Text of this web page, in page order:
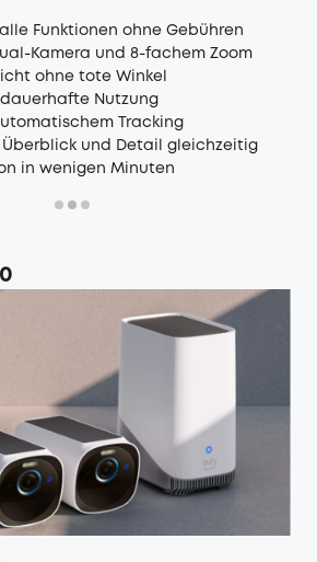
Funktionen ohne Gebühren
Kamera und 8-fachem Zoom
ohne tote Winkel
Nutzung
Tracking
Überblick und Detail gleichzeitig
in wenigen Minuten